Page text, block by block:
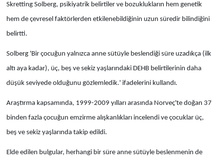
Skretting Solberg, psikiyatrik belirtiler ve bozuklukların hem genetik
hem de çevresel faktörlerden etkilenebildiğinin uzun süredir bilindiğini
belirtti.
Solberg 'Bir çocuğun yalnızca anne sütüyle beslendiği süre uzadıkça (ilk
altı aya kadar), üç, beş ve sekiz yaşlarındaki DEHB belirtilerinin daha
düşük seviyede olduğunu gözlemledik.' ifadelerini kullandı.
Araştırma kapsamında, 1999-2009 yılları arasında Norveç'te doğan 37
binden fazla çocuğun emzirme alışkanlıkları incelendi ve çocuklar üç,
beş ve sekiz yaşlarında takip edildi.
Elde edilen bulgular, herhangi bir süre anne sütüyle beslenmenin de